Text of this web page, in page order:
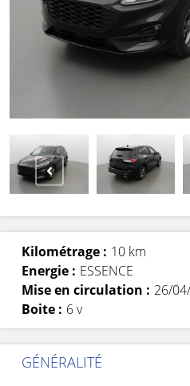
Kilométrage : 10 km
Energie : ESSENCE
Mise en circulation : 26/
Boite : 6 v
GÉNÉRALITÉ